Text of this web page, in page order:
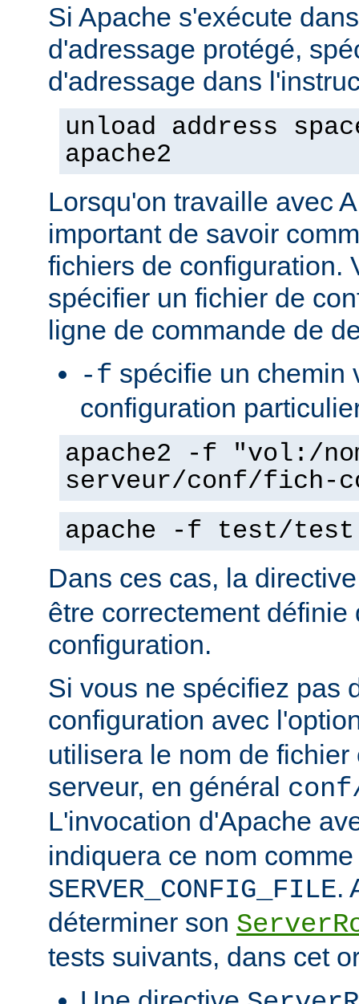
Si Apache s'exécute
d'adressage protégé,
d'adressage dans
unload address
apache2
Lorsqu'on travaille avec
important de savoir
fichiers de configuration.
spécifier un fichier de
ligne de commande de
-f spécifie un chemin
configuration
apache2 -f "vol:/
serveur/conf/fich-
apache -f test/
Dans ces cas, la
être correctement
configuration.
Si vous ne spécifiez pas
configuration avec
utilisera le nom de
serveur, en général
L'invocation d'Apache
indiquera ce nom
SERVER_CONFIG_FILE.
déterminer son
tests suivants, dans cet